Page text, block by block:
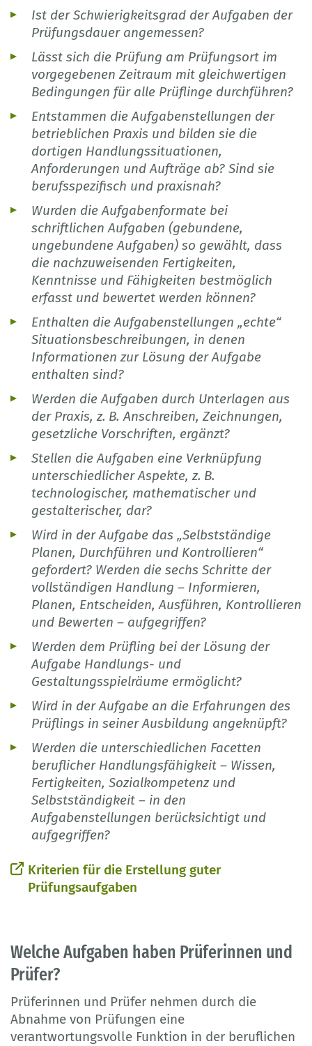
Ist der Schwierigkeitsgrad der Aufgaben der
Prüfungsdauer angemessen?
Lässt sich die Prüfung am Prüfungsort im
vorgegebenen Zeitraum mit gleichwertigen
Bedingungen für alle Prüflinge durchführen?
Entstammen die Aufgabenstellungen der
betrieblichen Praxis und bilden sie die
dortigen Handlungssituationen,
Anforderungen und Aufträge ab? Sind sie
berufsspezifisch und praxisnah?
Wurden die Aufgabenformate bei
schriftlichen Aufgaben (gebundene,
ungebundene Aufgaben) so gewählt, dass
die nachzuweisenden Fertigkeiten,
Kenntnisse und Fähigkeiten bestmöglich
erfasst und bewertet werden können?
Enthalten die Aufgabenstellungen „echte“
Situationsbeschreibungen, in denen
Informationen zur Lösung der Aufgabe
enthalten sind?
Werden die Aufgaben durch Unterlagen aus
der Praxis, z. B. Anschreiben, Zeichnungen,
gesetzliche Vorschriften, ergänzt?
Stellen die Aufgaben eine Verknüpfung
unterschiedlicher Aspekte, z. B.
technologischer, mathematischer und
gestalterischer, dar?
Wird in der Aufgabe das „Selbstständige
Planen, Durchführen und Kontrollieren“
gefordert? Werden die sechs Schritte der
vollständigen Handlung – Informieren,
Planen, Entscheiden, Ausführen, Kontrollieren
und Bewerten – aufgegriffen?
Werden dem Prüfling bei der Lösung der
Aufgabe Handlungs- und
Gestaltungsspielräume ermöglicht?
Wird in der Aufgabe an die Erfahrungen des
Prüflings in seiner Ausbildung angeknüpft?
Werden die unterschiedlichen Facetten
beruflicher Handlungsfähigkeit – Wissen,
Fertigkeiten, Sozialkompetenz und
Selbstständigkeit – in den
Aufgabenstellungen berücksichtigt und
aufgegriffen?
Kriterien für die Erstellung guter
Prüfungsaufgaben
Welche Aufgaben haben Prüferinnen und
Prüfer?
Prüferinnen und Prüfer nehmen durch die
Abnahme von Prüfungen eine
verantwortungsvolle Funktion in der beruflichen